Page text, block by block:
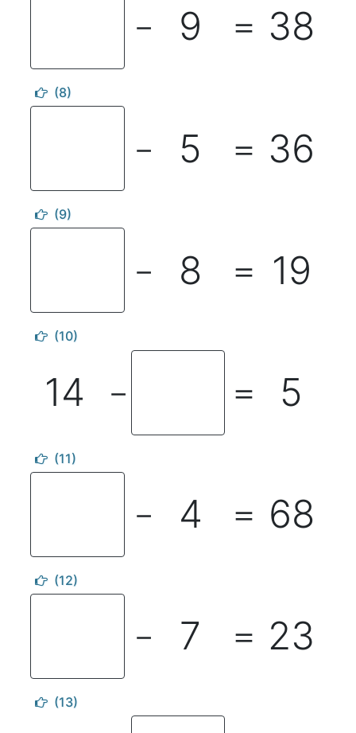
－ 9 ＝ 38
(8)
－ 5 ＝ 36
(9)
－ 8 ＝ 19
(10)
14 － ＝ 5
(11)
－ 4 ＝ 68
(12)
－ 7 ＝ 23
(13)